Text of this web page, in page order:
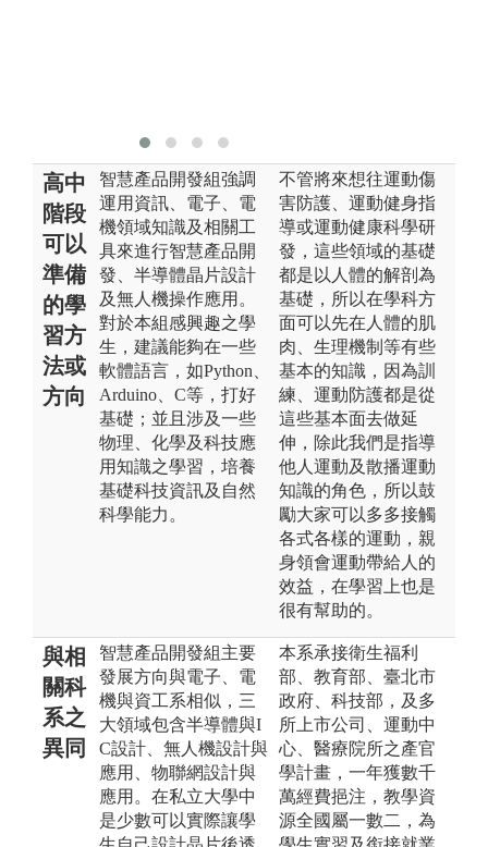
高中
階段
可以
準備
的學
習方
法或
方向
智慧產品開發組強調
運用資訊、電子、電
機領域知識及相關工
具來進行智慧產品開
發、半導體晶片設計
及無人機操作應用。
對於本組感興趣之學
生，建議能夠在一些
軟體語言，如Python、
Arduino、C等，打好
基礎；並且涉及一些
物理、化學及科技應
用知識之學習，培養
基礎科技資訊及自然
科學能力。
不管將來想往運動傷
害防護、運動健身指
導或運動健康科學研
發，這些領域的基礎
都是以人體的解剖為
基礎，所以在學科方
面可以先在人體的肌
肉、生理機制等有些
基本的知識，因為訓
練、運動防護都是從
這些基本面去做延
伸，除此我們是指導
他人運動及散播運動
知識的角色，所以鼓
勵大家可以多多接觸
各式各樣的運動，親
身領會運動帶給人的
效益，在學習上也是
很有幫助的。
與相
關科
系之
異同
智慧產品開發組主要
發展方向與電子、電
機與資工系相似，三
大領域包含半導體與I
C設計、無人機設計與
應用、物聯網設計與
應用。在私立大學中
是少數可以實際讓學
本系承接衛生福利
部、教育部、臺北市
政府、科技部，及多
所上市公司、運動中
心、醫療院所之產官
學計畫，一年獲數千
萬經費挹注，教學資
源全國屬一數二，為